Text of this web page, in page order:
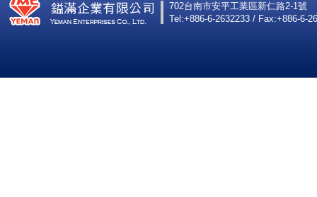
702台南市安平工業區新仁路2-1號
Tel:+886-6-2632233 / Fax:+886-6-